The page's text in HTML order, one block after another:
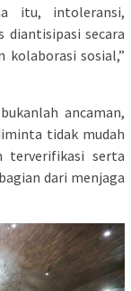
itu, intoleransi,
diantisipasi secara
kolaborasi sosial,”
ancaman,
tidak mudah
terverifikasi serta
dari menjaga